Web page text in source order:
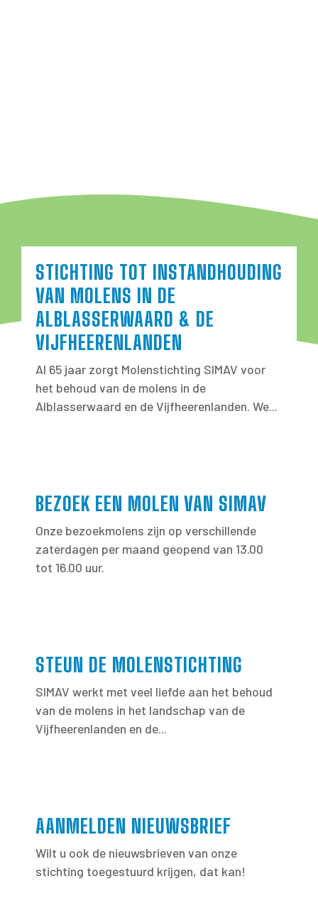
STICHTING TOT INSTANDHOUDING
VAN MOLENS IN DE
ALBLASSERWAARD & DE
VIJFHEERENLANDEN
Al 65 jaar zorgt Molenstichting SIMAV voor
het behoud van de molens in de
Alblasserwaard en de Vijfheerenlanden. We...
BEZOEK EEN MOLEN VAN SIMAV
Onze bezoekmolens zijn op verschillende
zaterdagen per maand geopend van 13.00
tot 16.00 uur.
STEUN DE MOLENSTICHTING
SIMAV werkt met veel liefde aan het behoud
van de molens in het landschap van de
Vijfheerenlanden en de...
AANMELDEN NIEUWSBRIEF
Wilt u ook de nieuwsbrieven van onze
stichting toegestuurd krijgen, dat kan!